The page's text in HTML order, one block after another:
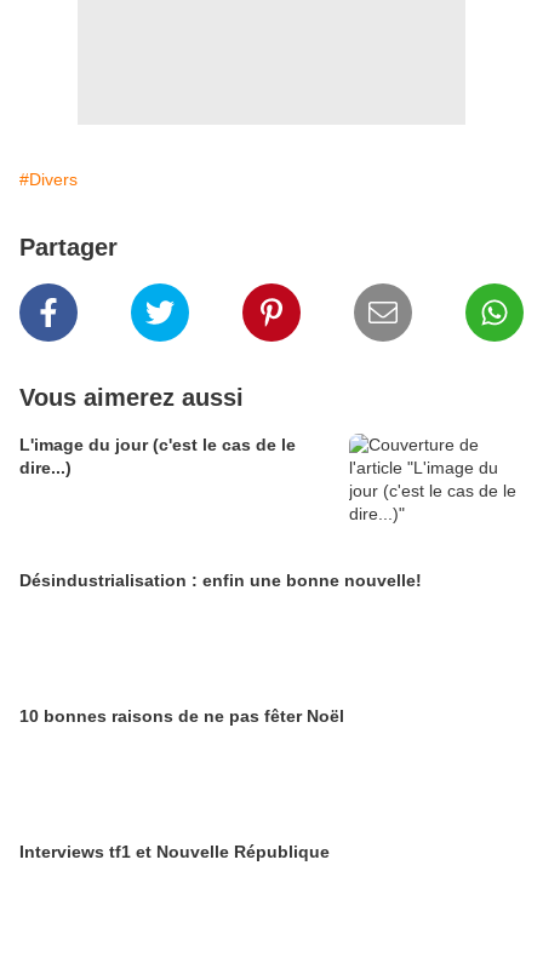
#Divers
Partager
Vous aimerez aussi
L'image du jour (c'est le cas de le
dire...)
Désindustrialisation : enfin une bonne nouvelle!
10 bonnes raisons de ne pas fêter Noël
Interviews tf1 et Nouvelle République